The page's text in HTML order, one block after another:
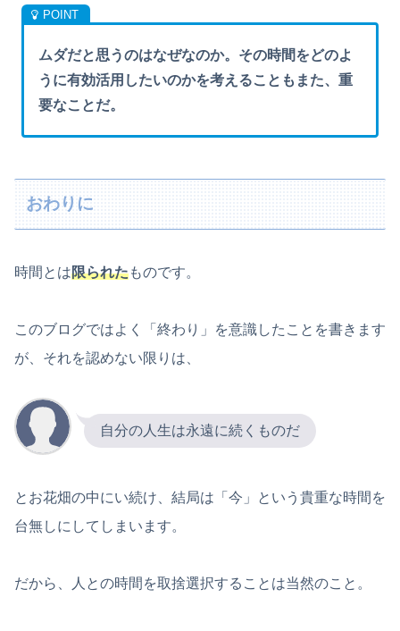
ムダだと思うのはなぜなのか。その時間をどのよ
うに有効活用したいのかを考えることもまた、重
要なことだ。
おわりに
時間とは限られたものです。
このブログではよく「終わり」を意識したことを書きます
が、それを認めない限りは、
自分の人生は永遠に続くものだ
とお花畑の中にい続け、結局は「今」という貴重な時間を
台無しにしてしまいます。
だから、人との時間を取捨選択することは当然のこと。